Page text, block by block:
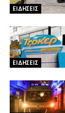
ΕΙΔΗΣΕΙΣ
ΕΙΔΗΣΕΙΣ